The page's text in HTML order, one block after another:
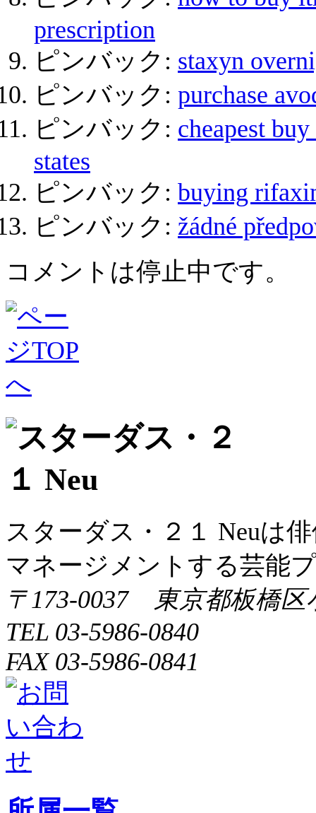
prescription
ピンバック: staxyn
ピンバック: purchase
ピンバック: cheapest
states
ピンバック: buying
ピンバック: žádné
コメントは停止中です。
スターダス・２１ Neuは
マネージメントする芸能
〒173-0037 東京都板橋区
TEL 03-5986-0840
FAX 03-5986-0841